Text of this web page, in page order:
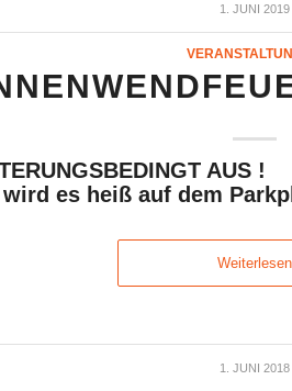
1. JUNI 2019
AUS !
wird es heiß auf dem
Weiterlesen
1. JUNI 2018